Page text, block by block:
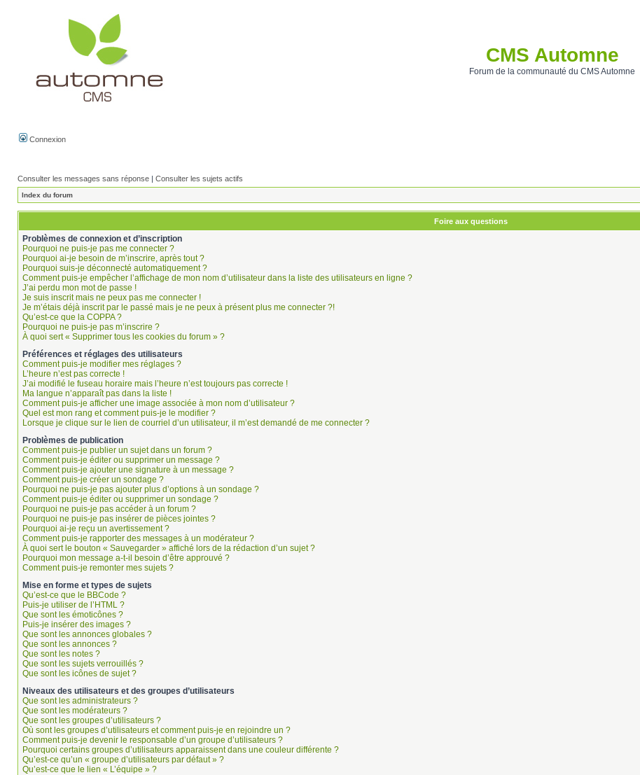
CMS Automne
Forum de la communauté du CMS Automne
Connexion
Consulter les messages sans réponse | Consulter les sujets actifs
Index du forum
Foire aux questions
Problèmes de connexion et d’inscription
Pourquoi ne puis-je pas me connecter ?
Pourquoi ai-je besoin de m’inscrire, après tout ?
Pourquoi suis-je déconnecté automatiquement ?
Comment puis-je empêcher l’affichage de mon nom d’utilisateur dans la liste des utilisateurs en ligne ?
J’ai perdu mon mot de passe !
Je suis inscrit mais ne peux pas me connecter !
Je m’étais déjà inscrit par le passé mais je ne peux à présent plus me connecter ?!
Qu’est-ce que la COPPA ?
Pourquoi ne puis-je pas m’inscrire ?
À quoi sert « Supprimer tous les cookies du forum » ?
Préférences et réglages des utilisateurs
Comment puis-je modifier mes réglages ?
L’heure n’est pas correcte !
J’ai modifié le fuseau horaire mais l’heure n’est toujours pas correcte !
Ma langue n’apparaît pas dans la liste !
Comment puis-je afficher une image associée à mon nom d’utilisateur ?
Quel est mon rang et comment puis-je le modifier ?
Lorsque je clique sur le lien de courriel d’un utilisateur, il m’est demandé de me connecter ?
Problèmes de publication
Comment puis-je publier un sujet dans un forum ?
Comment puis-je éditer ou supprimer un message ?
Comment puis-je ajouter une signature à un message ?
Comment puis-je créer un sondage ?
Pourquoi ne puis-je pas ajouter plus d’options à un sondage ?
Comment puis-je éditer ou supprimer un sondage ?
Pourquoi ne puis-je pas accéder à un forum ?
Pourquoi ne puis-je pas insérer de pièces jointes ?
Pourquoi ai-je reçu un avertissement ?
Comment puis-je rapporter des messages à un modérateur ?
À quoi sert le bouton « Sauvegarder » affiché lors de la rédaction d’un sujet ?
Pourquoi mon message a-t-il besoin d’être approuvé ?
Comment puis-je remonter mes sujets ?
Mise en forme et types de sujets
Qu’est-ce que le BBCode ?
Puis-je utiliser de l’HTML ?
Que sont les émoticônes ?
Puis-je insérer des images ?
Que sont les annonces globales ?
Que sont les annonces ?
Que sont les notes ?
Que sont les sujets verrouillés ?
Que sont les icônes de sujet ?
Niveaux des utilisateurs et des groupes d’utilisateurs
Que sont les administrateurs ?
Que sont les modérateurs ?
Que sont les groupes d’utilisateurs ?
Où sont les groupes d’utilisateurs et comment puis-je en rejoindre un ?
Comment puis-je devenir le responsable d’un groupe d’utilisateurs ?
Pourquoi certains groupes d’utilisateurs apparaissent dans une couleur différente ?
Qu’est-ce qu’un « groupe d’utilisateurs par défaut » ?
Qu’est-ce que le lien « L’équipe » ?